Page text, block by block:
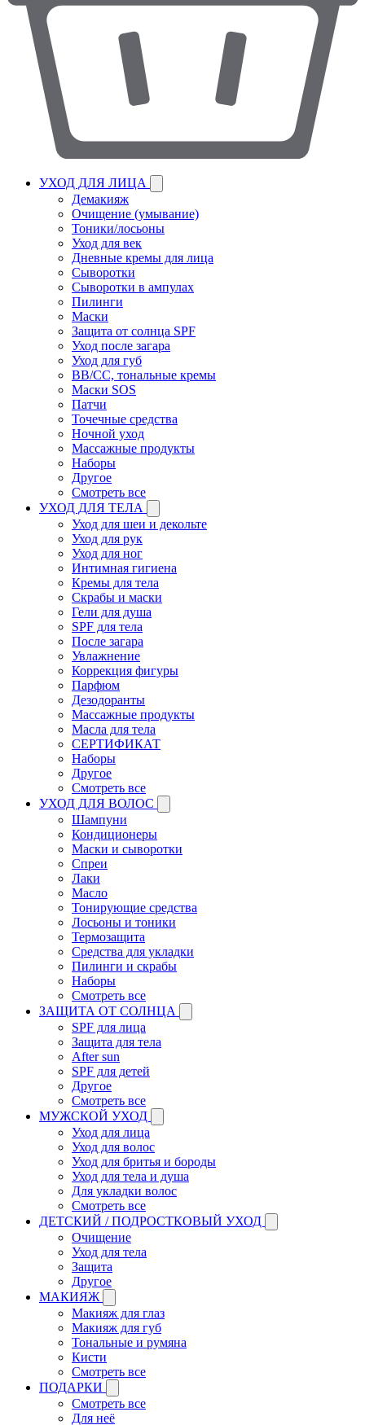
УХОД ДЛЯ ЛИЦА
Демакияж
Очищение (умывание)
Тоники/лосьоны
Уход для век
Дневные кремы для лица
Сыворотки
Сыворотки в ампулах
Пилинги
Маски
Защита от солнца SPF
Уход после загара
Уход для губ
BB/CC, тональные кремы
Маски SOS
Патчи
Точечные средства
Ночной уход
Массажные продукты
Наборы
Другое
Смотреть все
УХОД ДЛЯ ТЕЛА
Уход для шеи и декольте
Уход для рук
Уход для ног
Интимная гигиена
Кремы для тела
Скрабы и маски
Гели для душа
SPF для тела
После загара
Увлажнение
Коррекция фигуры
Парфюм
Дезодоранты
Массажные продукты
Масла для тела
СЕРТИФИКАТ
Наборы
Другое
Смотреть все
УХОД ДЛЯ ВОЛОС
Шампуни
Кондиционеры
Маски и сыворотки
Спреи
Лаки
Масло
Тонирующие средства
Лосьоны и тоники
Термозащита
Средства для укладки
Пилинги и скрабы
Наборы
Смотреть все
ЗАЩИТА ОТ СОЛНЦА
SPF для лица
Защита для тела
After sun
SPF для детей
Другое
Смотреть все
МУЖСКОЙ УХОД
Уход для лица
Уход для волос
Уход для бритья и бороды
Уход для тела и душа
Для укладки волос
Смотреть все
ДЕТСКИЙ / ПОДРОСТКОВЫЙ УХОД
Очищение
Уход для тела
Защита
Другое
МАКИЯЖ
Макияж для глаз
Макияж для губ
Тональные и румяна
Кисти
Смотреть все
ПОДАРКИ
Смотреть все
Для неё